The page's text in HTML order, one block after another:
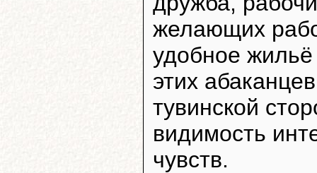
желающих
удобное
этих
тувинской
видимость
чувств.